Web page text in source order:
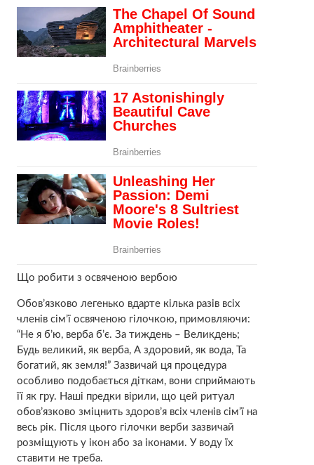
Що робити з освяченою вербою
Обов’язково легенько вдарте кілька разів всіх
членів сім’ї освяченою гілочкою, примовляючи:
“Не я б’ю, верба б’є. За тиждень – Великдень;
Будь великий, як верба, А здоровий, як вода, Та
богатий, як земля!” Зазвичай ця процедура
особливо подобається діткам, вони сприймають
її як гру. Наші предки вірили, що цей ритуал
обов’язково зміцнить здоров’я всіх членів сім’ї на
весь рік. Після цього гілочки верби зазвичай
розміщують у ікон або за іконами. У воду їх
ставити не треба.